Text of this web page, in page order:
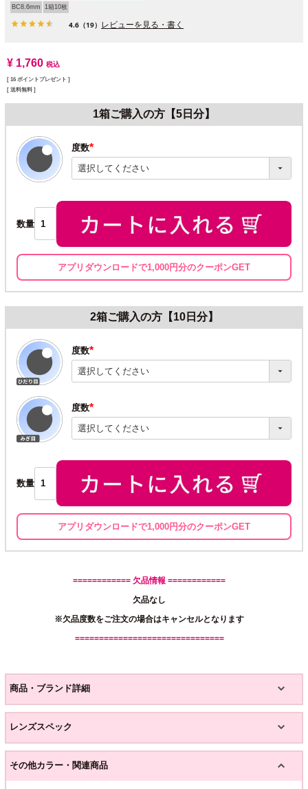
BC8.6mm 1箱10枚
4.6 （19） レビューを見る・書く
¥ 1,760 税込
[ 16 ポイントプレゼント ]
送料無料
1箱ご購入の方【5日分】
度数
(必
須)
数量
アプリダウンロードで1,000円分のクーポンGET
2箱ご購入の方【10日分】
度数
(必
須)
度数
(必
須)
数量
アプリダウンロードで1,000円分のクーポンGET
============ 欠品情報 ============
欠品なし
※欠品度数をご注文の場合はキャンセルとなります
===============================
商品・ブランド詳細
レンズスペック
その他カラー・関連商品